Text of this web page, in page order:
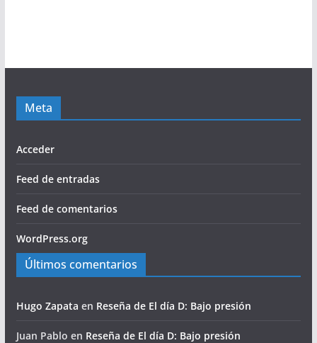
Meta
Acceder
Feed de entradas
Feed de comentarios
WordPress.org
Últimos comentarios
Hugo Zapata en Reseña de El día D: Bajo presión
Juan Pablo en Reseña de El día D: Bajo presión